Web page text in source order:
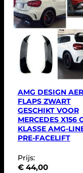
AMG DESIGN
FLAPS ZWART
GESCHIKT VOOR
MERCEDES X156
KLASSE AMG-
PRE-FACELIFT
Prijs:
€44,00